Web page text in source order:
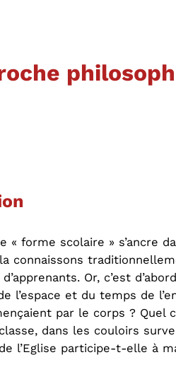
« forme scolaire » s’ancre
connaissons
Or, c’est
l’espace et du temps de
par le corps ? Quel
dans les couloirs
l’Eglise participe-t-elle à